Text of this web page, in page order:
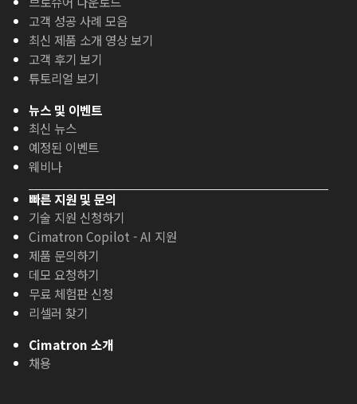
고객 성공 사례 모음
최신 제품 소개 영상 보기
고객 후기 보기
튜토리얼 보기
뉴스 및 이벤트
최신 뉴스
예정된 이벤트
웨비나
빠른 지원 및 문의
기술 지원 신청하기
Cimatron Copilot - AI 지원
제품 문의하기
데모 요청하기
무료 체험판 신청
리셀러 찾기
Cimatron 소개
채용